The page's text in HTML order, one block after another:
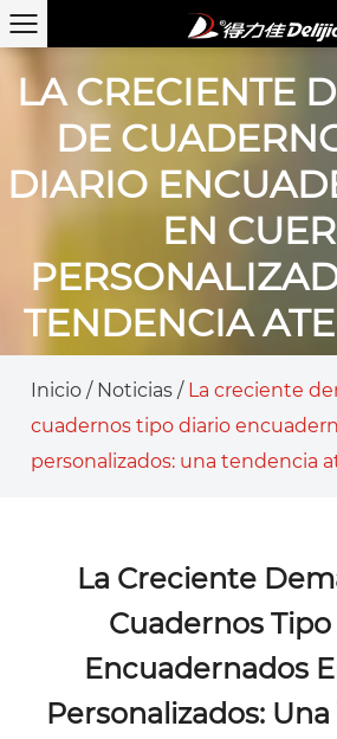
LA CRECIENTE
DE
DIARIO
EN
TENDENCIA
Inicio / Noticias / La creciente
cuadernos tipo diario
personalizados: una tendencia
La Creciente
Cuadernos
Encuadernados
Personalizados: